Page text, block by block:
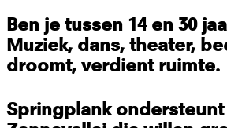
Ben je tussen 14 en 30
Muziek, dans, theater,
droomt, verdient ruimte.
Springplank